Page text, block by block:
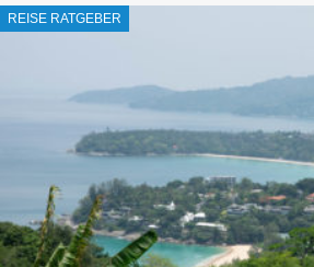
REISE RATGEBER